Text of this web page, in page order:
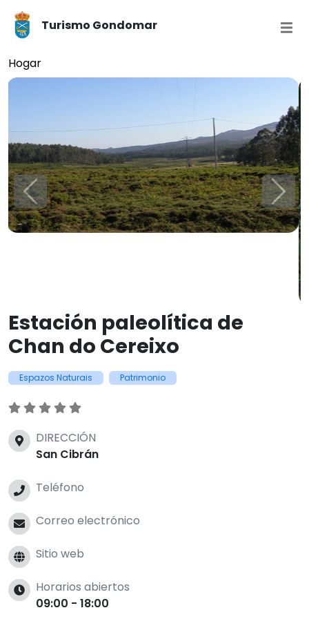
Turismo Gondomar
Hogar
Anterior
Estación paleolítica de
Chan do Cereixo
Espazos Naturais Patrimonio
DIRECCIÓN
San Cibrán
Teléfono
Correo electrónico
Sitio web
Horarios abiertos
09:00 - 18:00